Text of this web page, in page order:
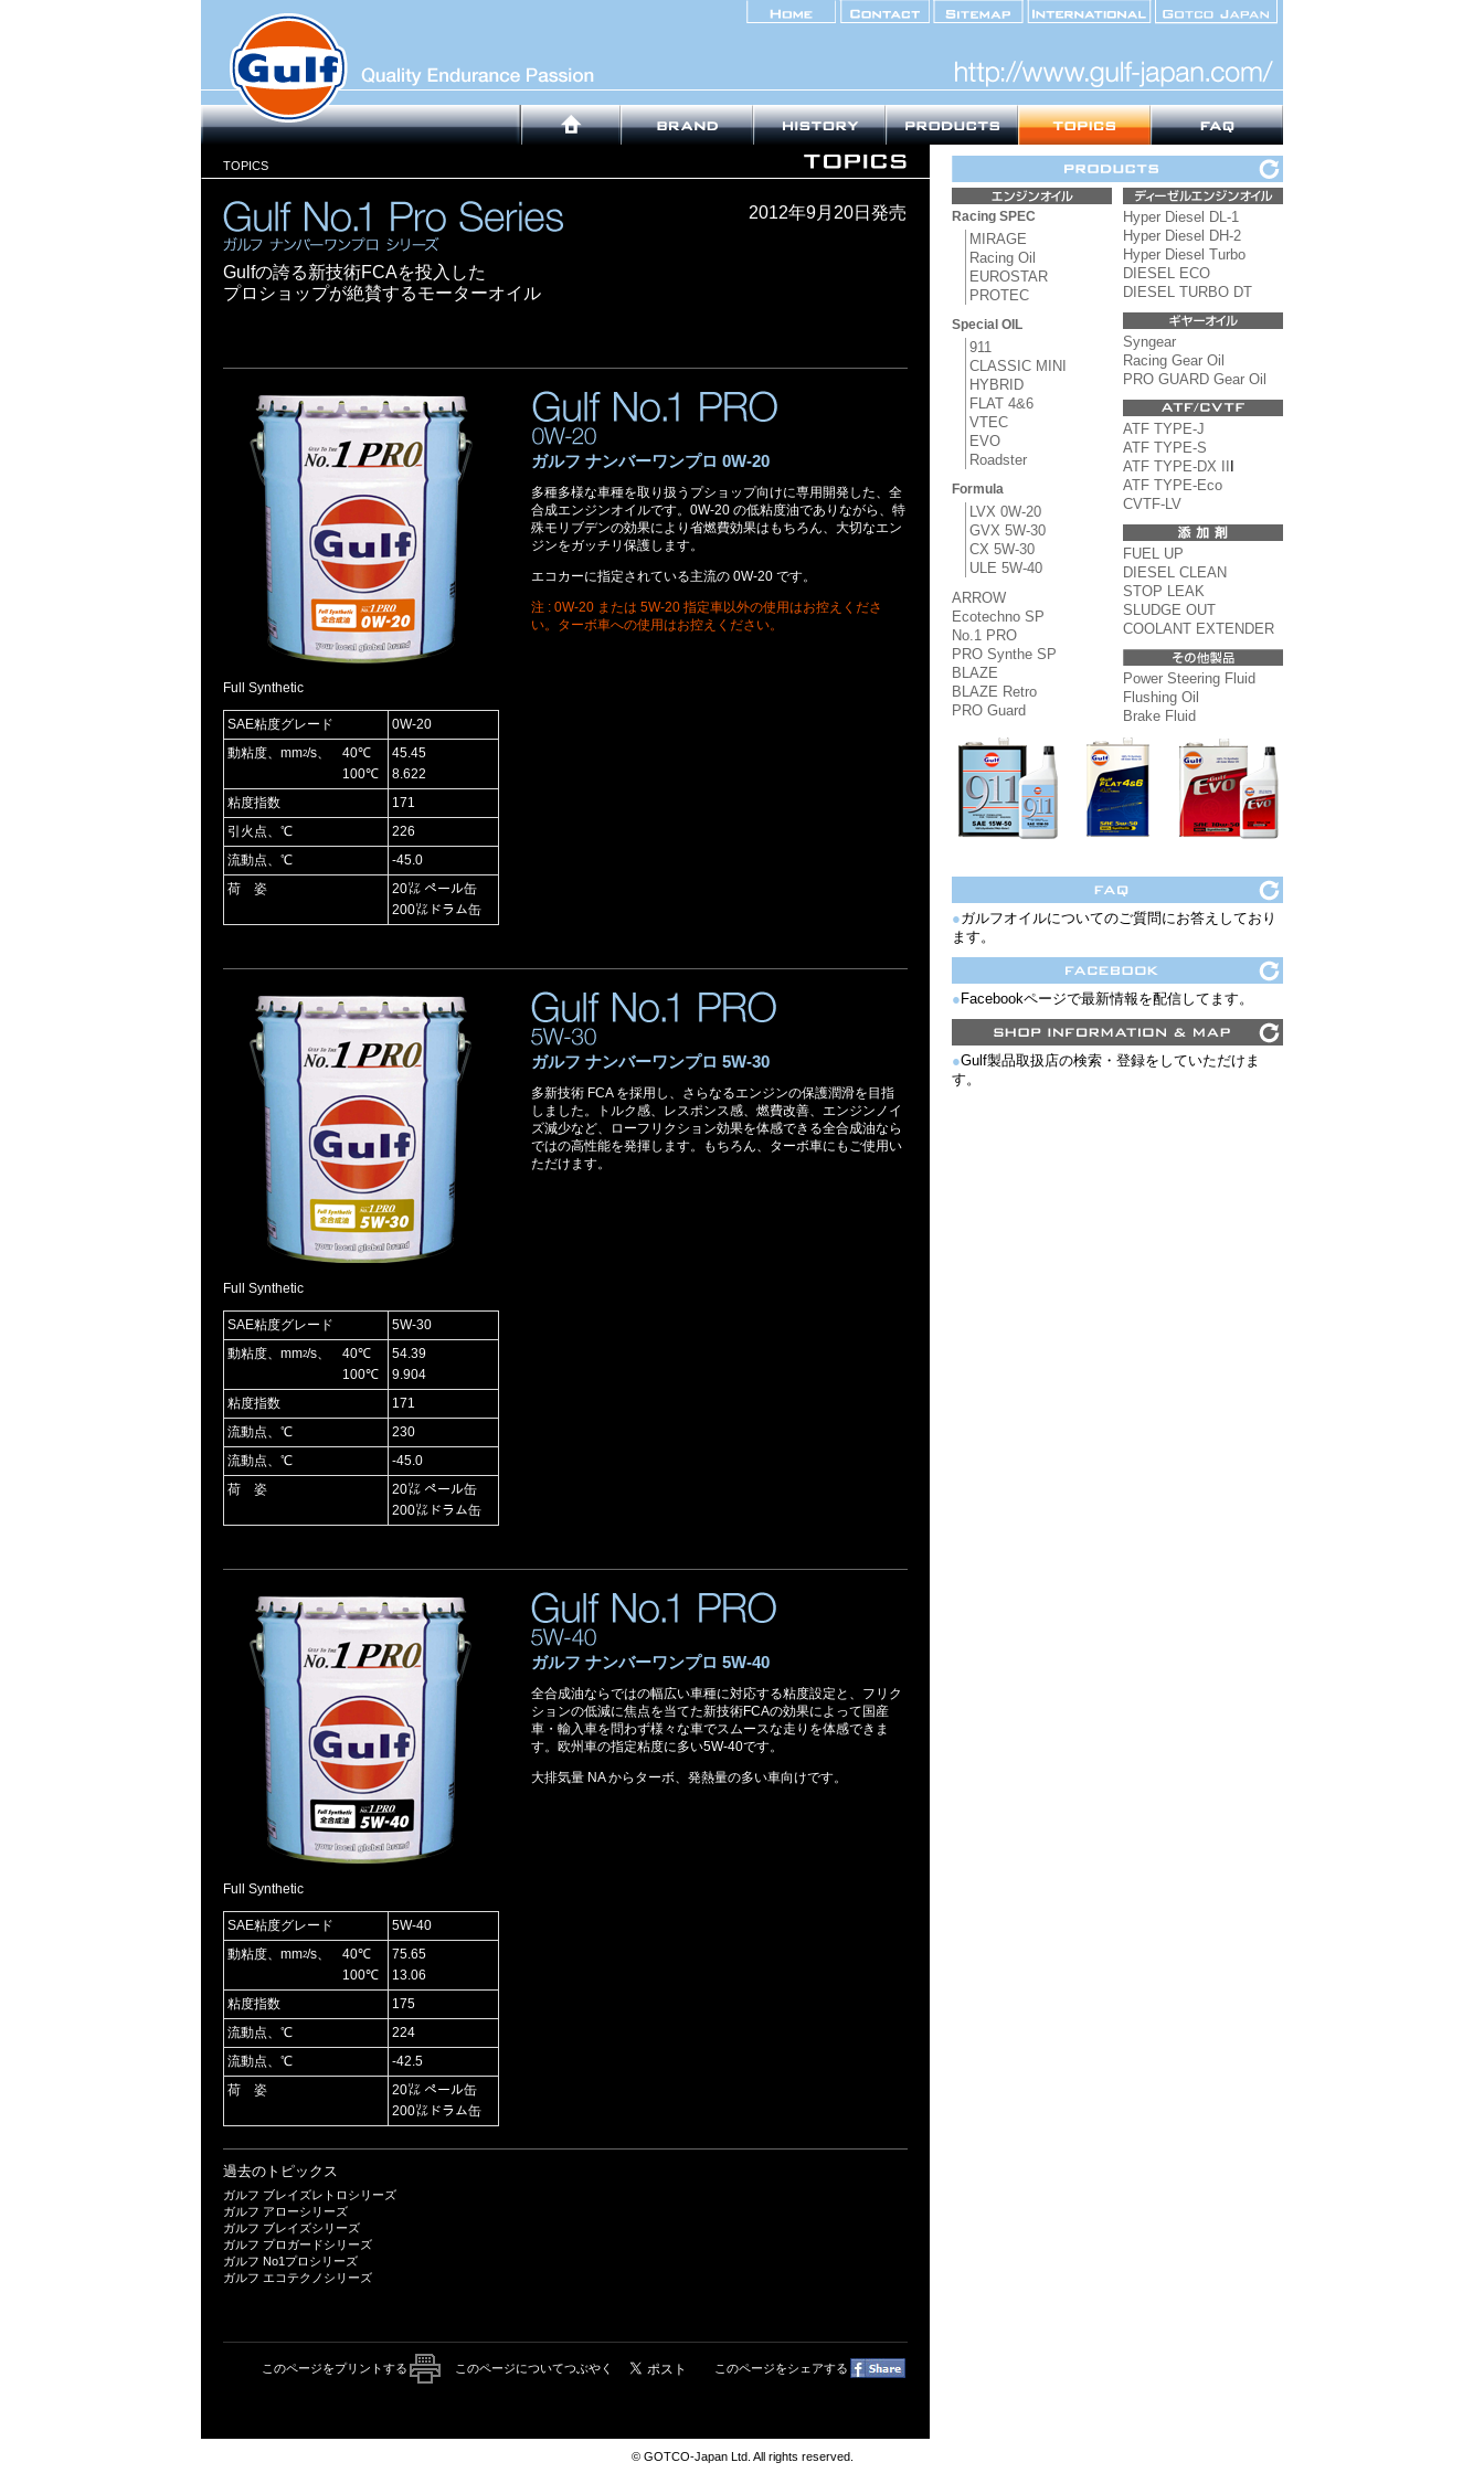
TOPICS
2012年9月20日発売
Gulfの誇る新技術FCAを投入した
プロショップが絶賛するモーターオイル
Full Synthetic
SAE粘度グレード
0W-20
動粘度、mm2/s、
40℃
100℃
45.45
8.622
粘度指数
171
引火点、℃
226
流動点、℃
-45.0
荷 姿
20㍑ ペール缶
200㍑ドラム缶
ガルフ ナンバーワンプロ 0W-20
多種多様な車種を取り扱うプショップ向けに専用開発した、全
合成エンジンオイルです。0W-20 の低粘度油でありながら、特
殊モリブデンの効果により省燃費効果はもちろん、大切なエン
ジンをガッチリ保護します。
エコカーに指定されている主流の 0W-20 です。
注 : 0W-20 または 5W-20 指定車以外の使用はお控えくださ
い。ターボ車への使用はお控えください。
Full Synthetic
SAE粘度グレード
5W-30
動粘度、mm2/s、
40℃
100℃
54.39
9.904
粘度指数
171
流動点、℃
230
流動点、℃
-45.0
荷 姿
20㍑ ペール缶
200㍑ドラム缶
ガルフ ナンバーワンプロ 5W-30
多新技術 FCA を採用し、さらなるエンジンの保護潤滑を目指
しました。トルク感、レスポンス感、燃費改善、エンジンノイ
ズ減少など、ローフリクション効果を体感できる全合成油なら
ではの高性能を発揮します。もちろん、ターボ車にもご使用い
ただけます。
Full Synthetic
SAE粘度グレード
5W-40
動粘度、mm2/s、
40℃
100℃
75.65
13.06
粘度指数
175
流動点、℃
224
流動点、℃
-42.5
荷 姿
20㍑ ペール缶
200㍑ドラム缶
ガルフ ナンバーワンプロ 5W-40
全合成油ならではの幅広い車種に対応する粘度設定と、フリク
ションの低減に焦点を当てた新技術FCAの効果によって国産
車・輸入車を問わず様々な車でスムースな走りを体感できま
す。欧州車の指定粘度に多い5W-40です。
大排気量 NA からターボ、発熱量の多い車向けです。
過去のトピックス
ガルフ ブレイズレトロシリーズ
ガルフ アローシリーズ
ガルフ ブレイズシリーズ
ガルフ プロガードシリーズ
ガルフ No1プロシリーズ
ガルフ エコテクノシリーズ
このページをプリントする このページについてつぶやく このページをシェアする
Racing SPEC
MIRAGE
Racing Oil
EUROSTAR
PROTEC
Special OIL
911
CLASSIC MINI
HYBRID
FLAT 4&6
VTEC
EVO
Roadster
Formula
LVX 0W-20
GVX 5W-30
CX 5W-30
ULE 5W-40
ARROW
Ecotechno SP
No.1 PRO
PRO Synthe SP
BLAZE
BLAZE Retro
PRO Guard
Hyper Diesel DL-1
Hyper Diesel DH-2
Hyper Diesel Turbo
DIESEL ECO
DIESEL TURBO DT
Syngear
Racing Gear Oil
PRO GUARD Gear Oil
ATF TYPE-J
ATF TYPE-S
ATF TYPE-DX II
ATF TYPE-Eco
CVTF-LV
FUEL UP
DIESEL CLEAN
STOP LEAK
SLUDGE OUT
COOLANT EXTENDER
Power Steering Fluid
Flushing Oil
Brake Fluid
●ガルフオイルについてのご質問にお答えしており
ます。
● Facebookページで最新情報を配信してます。
●Gulf製品取扱店の検索・登録をしていただけま
す。
© GOTCO-Japan Ltd. All rights reserved.